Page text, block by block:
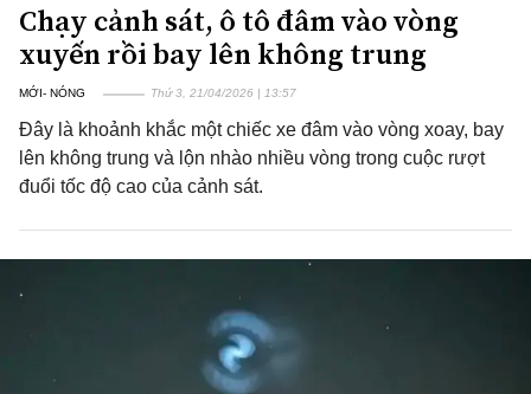
Chạy cảnh sát, ô tô đâm vào vòng
xuyến rồi bay lên không trung
MỚI- NÓNG Thứ 3, 21/04/2026 | 13:57
Đây là khoảnh khắc một chiếc xe đâm vào vòng xoay, bay
lên không trung và lộn nhào nhiều vòng trong cuộc rượt
đuổi tốc độ cao của cảnh sát.